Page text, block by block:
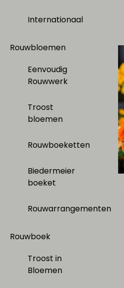
Internationaal
Rouwbloemen
Eenvoudig
Rouwwerk
Troost
bloemen
Rouwboeketten
Biedermeier
boeket
Rouwarrangementen
Rouwboek
Troost in
Bloemen